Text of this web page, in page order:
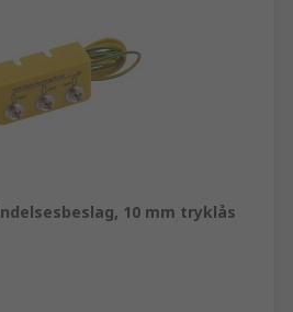
10 mm tryklås